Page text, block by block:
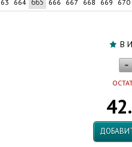
664 665 666 667 668 669 670
В